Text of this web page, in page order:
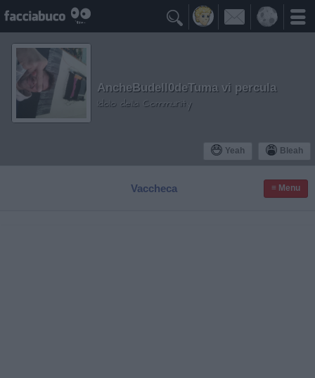

Yeah Bleah
AncheBudell0deTuma vi percula
Idolo della Community
Vaccheca ≡ Menu